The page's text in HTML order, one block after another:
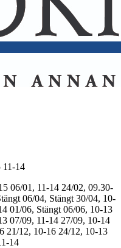
11-14
06/01, 11-14 24/02, 09.30-
06/04, Stängt 30/04, 10-
01/06, Stängt 06/06, 10-13
07/09, 11-14 27/09, 10-14
21/12, 10-16 24/12, 10-13
14